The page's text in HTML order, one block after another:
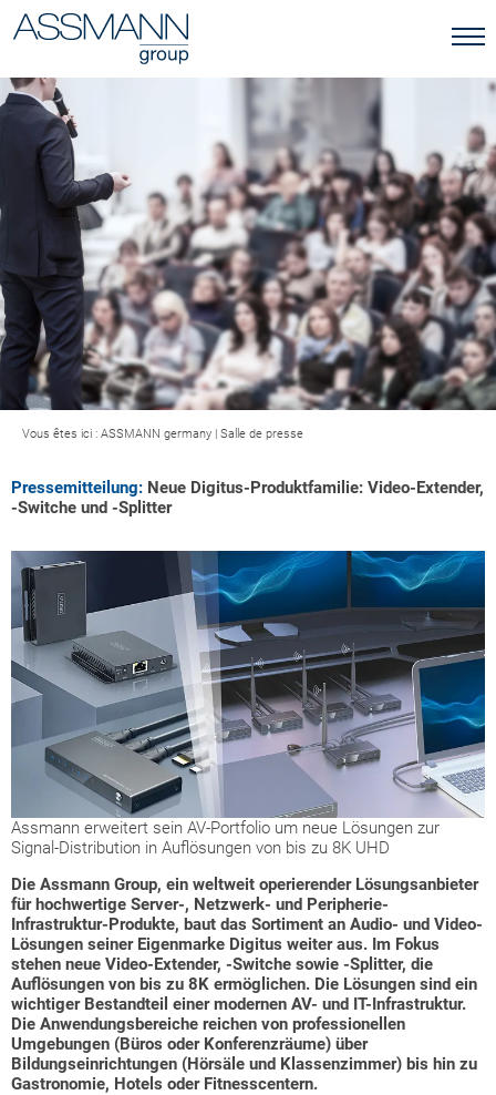
Vous êtes ici : ASSMANN germany | Salle de presse
Pressemitteilung: Neue Digitus-Produktfamilie: Video-Extender,
-Switche und -Splitter
Assmann erweitert sein AV-Portfolio um neue Lösungen zur
Signal-Distribution in Auflösungen von bis zu 8K UHD
Die Assmann Group, ein weltweit operierender Lösungsanbieter
für hochwertige Server-, Netzwerk- und Peripherie-
Infrastruktur-Produkte, baut das Sortiment an Audio- und Video-
Lösungen seiner Eigenmarke Digitus weiter aus. Im Fokus
stehen neue Video-Extender, -Switche sowie -Splitter, die
Auflösungen von bis zu 8K ermöglichen. Die Lösungen sind ein
wichtiger Bestandteil einer modernen AV- und IT-Infrastruktur.
Die Anwendungsbereiche reichen von professionellen
Umgebungen (Büros oder Konferenzräume) über
Bildungseinrichtungen (Hörsäle und Klassenzimmer) bis hin zu
Gastronomie, Hotels oder Fitnesscentern.